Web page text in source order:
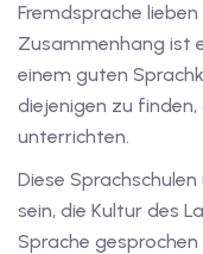
mit
B2
Deutschkurse mit
mit
Fremdsprache
Zusammenhang ist
einem guten
diejenigen zu
unterrichten.
Diese
sein, die Kultur des
Sprache